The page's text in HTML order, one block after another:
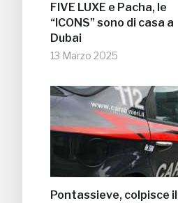
FIVE LUXE e Pacha, le
“ICONS” sono di casa a
Dubai
13 Marzo 2025
Pontassieve, colpisce il